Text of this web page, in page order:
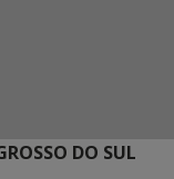
DO SUL